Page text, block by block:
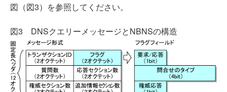
図（図3）を参照してください。
図3 DNSクエリーメッセージとNBNSの構造